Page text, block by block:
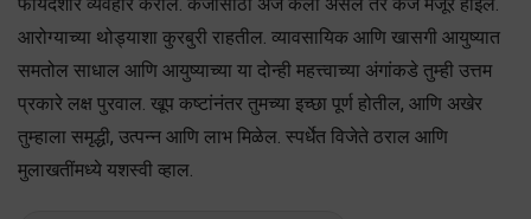
आरोग्याच्या थोड्याशा कुरबुरी राहतील. व्यावसायिक आणि खासगी आयुष्यात
समतोल साधाल आणि आयुष्याच्या या दोन्ही महत्त्वाच्या अंगांकडे तुम्ही उत्तम
प्रकारे लक्ष पुरवाल. खूप कष्टांनंतर तुमच्या इच्छा पूर्ण होतील, आणि अखेर
तुम्हाला समृद्धी, उत्पन्न आणि लाभ मिळेल. स्पर्धेत विजेते ठराल आणि
मुलाखतींमध्ये यशस्वी व्हाल.